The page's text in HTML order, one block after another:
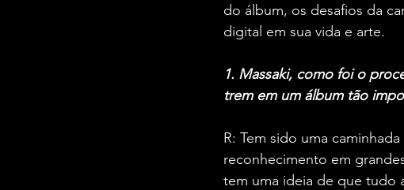
do álbum, os desafios da
digital em sua vida e arte.
1. Massaki, como foi o
trem em um álbum tão
R: Tem sido uma
reconhecimento em
tem uma ideia de que tudo